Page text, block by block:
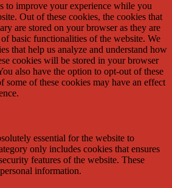
to improve your experience while you
Out of these cookies, the cookies that
are stored on your browser as they are
basic functionalities of the website. We
that help us analyze and understand how
cookies will be stored in your browser
also have the option to opt-out of these
some of these cookies may have an effect
essential for the website to
only includes cookies that ensures
features of the website. These
information.